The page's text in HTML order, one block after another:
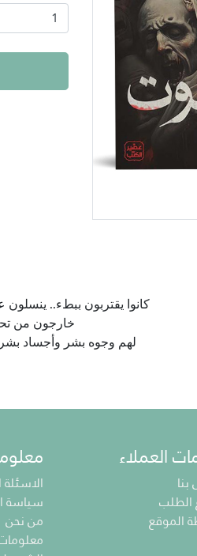
كانوا يقتربون ببطء..
خارجون من
لهم وجوه بشر وأجساد
العملاء
الطلب
الموقع
سياسة
من نحن